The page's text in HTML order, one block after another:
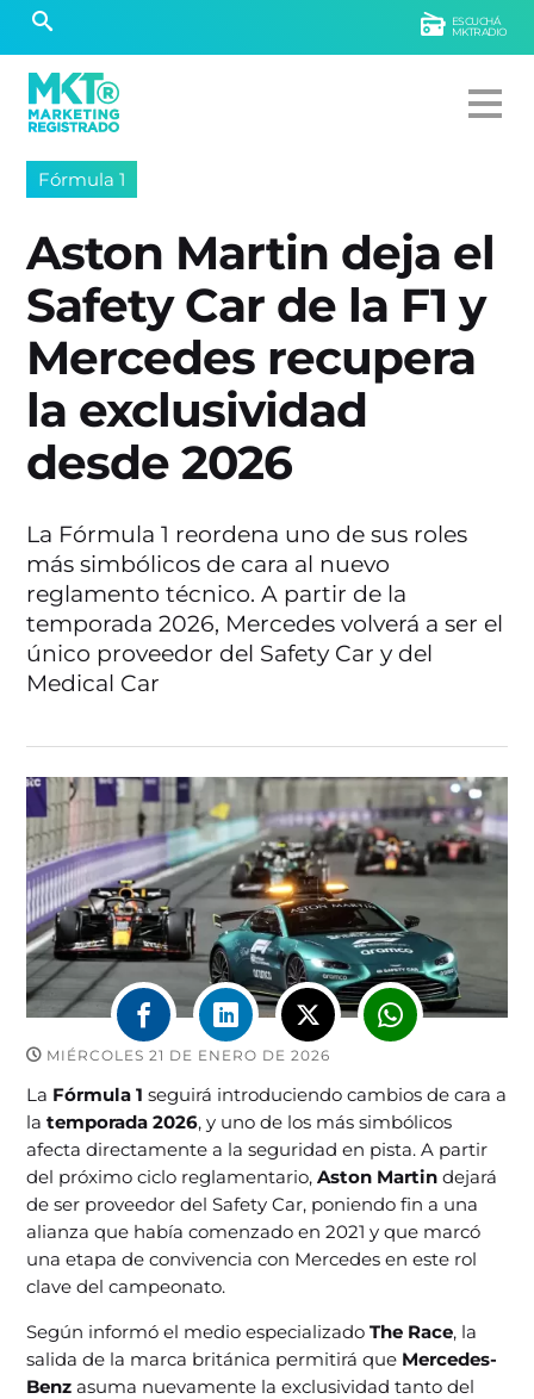
ESCUCHÁ
MKTRADIO
Fórmula 1
Aston Martin deja el
Safety Car de la F1 y
Mercedes recupera
la exclusividad
desde 2026
La Fórmula 1 reordena uno de sus roles
más simbólicos de cara al nuevo
reglamento técnico. A partir de la
temporada 2026, Mercedes volverá a ser el
único proveedor del Safety Car y del
Medical Car
MIÉRCOLES 21 DE ENERO DE 2026
La Fórmula 1 seguirá introduciendo cambios de cara a
latemporada 2026, y uno de los más simbólicos
afecta directamente a la seguridad en pista. A partir
del próximo ciclo reglamentario,Aston Martin dejará
de ser proveedor del Safety Car, poniendo fin a una
alianza que había comenzado en 2021 y que marcó
una etapa de convivencia con Mercedes en este rol
clave del campeonato.
Según informó el medio especializadoThe Race, la
salida de la marca británica permitirá que Mercedes-
Benz asuma nuevamente la exclusividad tanto del